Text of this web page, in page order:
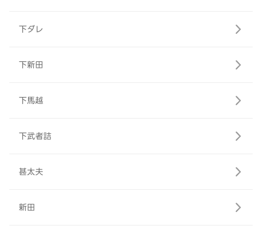
下ダレ
下新田
下馬越
下武者詰
甚太夫
新田